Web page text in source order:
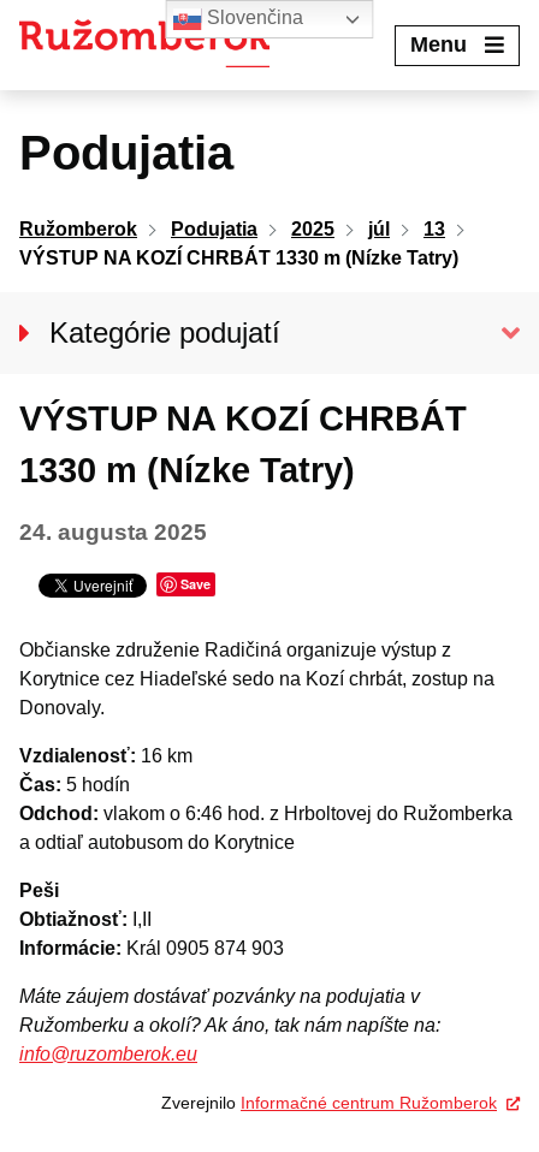
Menu
Podujatia
Ružomberok Podujatia 2025 júl
13
VÝSTUP NA KOZÍ CHRBÁT 1330 m (Nízke Tatry)
Kategórie podujatí
Kino Kultúra
Divadlo
Šport
TURISTIKA
Iné podujatia
VÝSTUP NA KOZÍ CHRBÁT
1330 m (Nízke Tatry)
24. augusta 2025
Save
Občianske združenie Radičiná organizuje výstup z
Korytnice cez Hiadeľské sedo na Kozí chrbát, zostup na
Donovaly.
Vzdialenosť: 16 km
Čas: 5 hodín
Odchod: vlakom o 6:46 hod. z Hrboltovej do Ružomberka
a odtiaľ autobusom do Korytnice
Peši
Obtiažnosť: I,II
Informácie: Král 0905 874 903
Máte záujem dostávať pozvánky na podujatia v
Ružomberku a okolí? Ak áno, tak nám napíšte na:
info@ruzomberok.eu
Zverejnilo Informačné centrum Ružomberok
Slovenčina